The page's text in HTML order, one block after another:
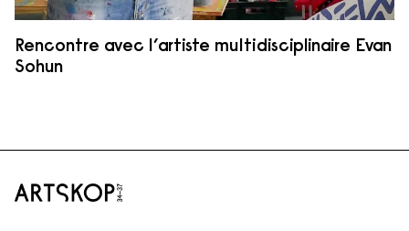
Rencontre avec l’artiste multidisciplinaire Evan
Sohun